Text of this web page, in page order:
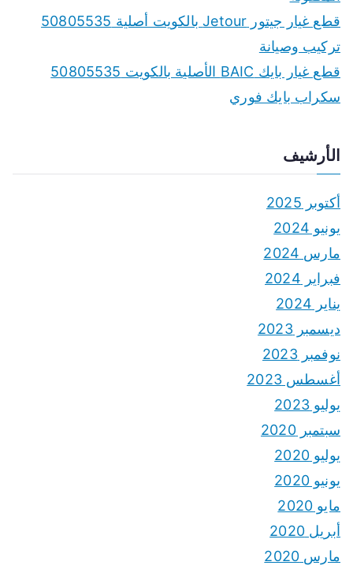
قطع غيار جيتور Jetour بالكويت أصلية 50805535
تركيب وصيانة
قطع غيار بايك BAIC الأصلية بالكويت 50805535
سكراب بايك فوري
الأرشيف
أكتوبر 2025
يونيو 2024
مارس 2024
فبراير 2024
يناير 2024
ديسمبر 2023
نوفمبر 2023
أغسطس 2023
يوليو 2023
سبتمبر 2020
يوليو 2020
يونيو 2020
مايو 2020
أبريل 2020
مارس 2020